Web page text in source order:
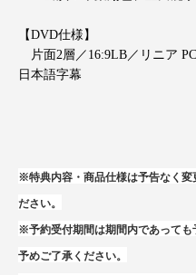
【DVD仕様】
片面2層／16:9LB／リニア
日本語字幕
※特典内容・商品仕様は予告なく変
ださい。
※予約受付期間は期間内であって
予めご了承ください。